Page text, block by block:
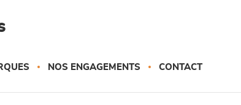
NOS ENGAGEMENTS CONTACT